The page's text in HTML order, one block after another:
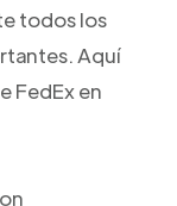
todos los
Aquí
FedEx en